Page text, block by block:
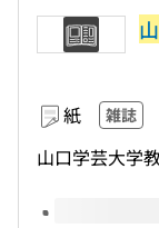
紙 雑誌
山口学芸大学
このタイトルの巻号